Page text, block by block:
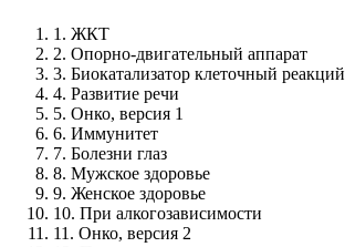
1. ЖКТ
2. Опорно-двигательный аппарат
3. Биокатализатор клеточный реакций
4. Развитие речи
5. Онко, версия 1
6. Иммунитет
7. Болезни глаз
8. Мужское здоровье
9. Женское здоровье
10. При алкогозависимости
11. Онко, версия 2